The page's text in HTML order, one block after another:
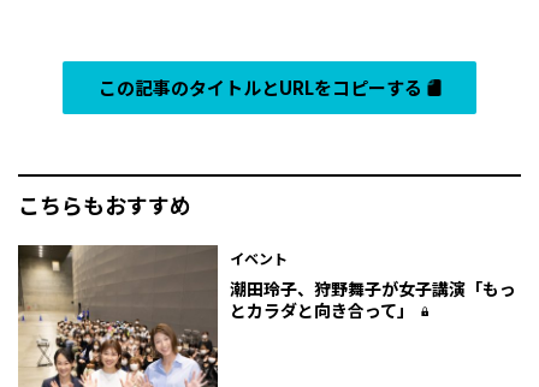
この記事のタイトルとURLをコピーする
こちらもおすすめ
イベント
潮田玲子、狩野舞子が女子講演「もっ
とカラダと向き合って」